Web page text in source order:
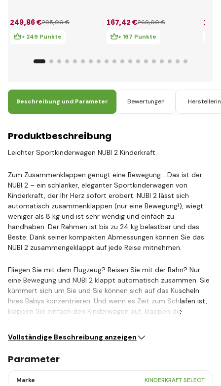
249,86 €295,00 €
+ 249 Punkte
167,42 €269,00 €
+ 167 Punkte
123
Beschreibung und Parameter Bewertungen
Produktbeschreibung
Leichter Sportkinderwagen NUBI 2 Kinderkraft.
Zum Zusammenklappen genügt eine Bewegung... Das ist der
NUBI 2 – ein schlanker, eleganter Sportkinderwagen von
Kinderkraft, der Ihr Herz sofort erobert. NUBI 2 lässt sich
automatisch zusammenklappen (nur eine Bewegung!), wiegt
weniger als 8 kg und ist sehr wendig und einfach zu
handhaben. Der Rahmen ist bis zu 24 kg belastbar und das
Beste: Dank seiner kompakten Abmessungen können Sie das
NUBI 2 zusammengeklappt auf jede Reise mitnehmen.
Fliegen Sie mit dem Flugzeug? Reisen Sie mit der Bahn? Nur
eine Bewegung und NUBI 2 klappt automatisch zusammen. Sie
kümmert sich um Sie und Sie können sich auf das Kuscheln
Ihres Babys konzentrieren. Und wenn es Zeit zum Schlafen ist,
klappen Sie einfach den Kinderwagen auf, klappen die
Vollständige Beschreibung anzeigen
Parameter
Marke KINDERKRAFT SELECT